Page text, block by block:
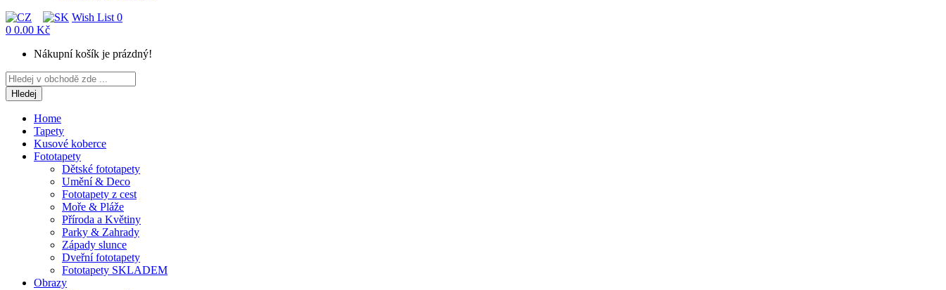
Wish List 0
0 0.00 Kč
Nákupní košík je prázdný!
Hledej
Home
Tapety
Kusové koberce
Fototapety
Dětské fototapety
Umění & Deco
Fototapety z cest
Moře & Pláže
Příroda a Květiny
Parky & Zahrady
Západy slunce
Dveřní fototapety
Fototapety SKLADEM
Obrazy